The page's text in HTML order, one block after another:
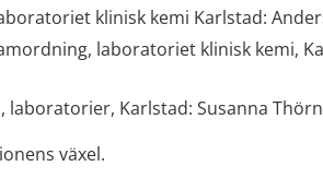
klinisk kemi Karlstad:
laboratoriet klinisk kemi,
laboratorier, Karlstad: Susanna
växel.